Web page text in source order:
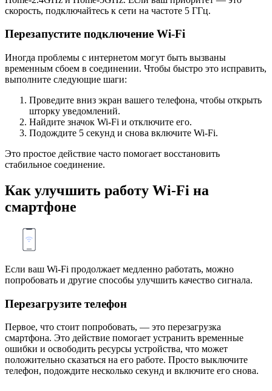
скорость, подключайтесь к сети на частоте 5 ГГц.
Перезапустите подключение Wi-Fi
Иногда проблемы с интернетом могут быть вызваны
временным сбоем в соединении. Чтобы быстро это исправить,
выполните следующие шаги:
Проведите вниз экран вашего телефона, чтобы открыть
шторку уведомлений.
Найдите значок Wi-Fi и отключите его.
Подождите 5 секунд и снова включите Wi-Fi.
Это простое действие часто помогает восстановить
стабильное соединение.
Как улучшить работу Wi-Fi на
смартфоне
Если ваш Wi-Fi продолжает медленно работать, можно
попробовать и другие способы улучшить качество сигнала.
Перезагрузите телефон
Первое, что стоит попробовать, — это перезагрузка
смартфона. Это действие помогает устранить временные
ошибки и освободить ресурсы устройства, что может
положительно сказаться на его работе. Просто выключите
телефон, подождите несколько секунд и включите его снова.